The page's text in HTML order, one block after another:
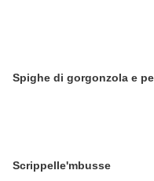
Spighe di gorgonzola e
Scrippelle'mbusse